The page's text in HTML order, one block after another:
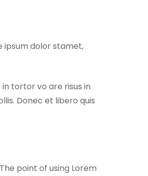
ipsum dolor stamet,
tortor vo are risus in
Donec et libero quis
point of using Lorem